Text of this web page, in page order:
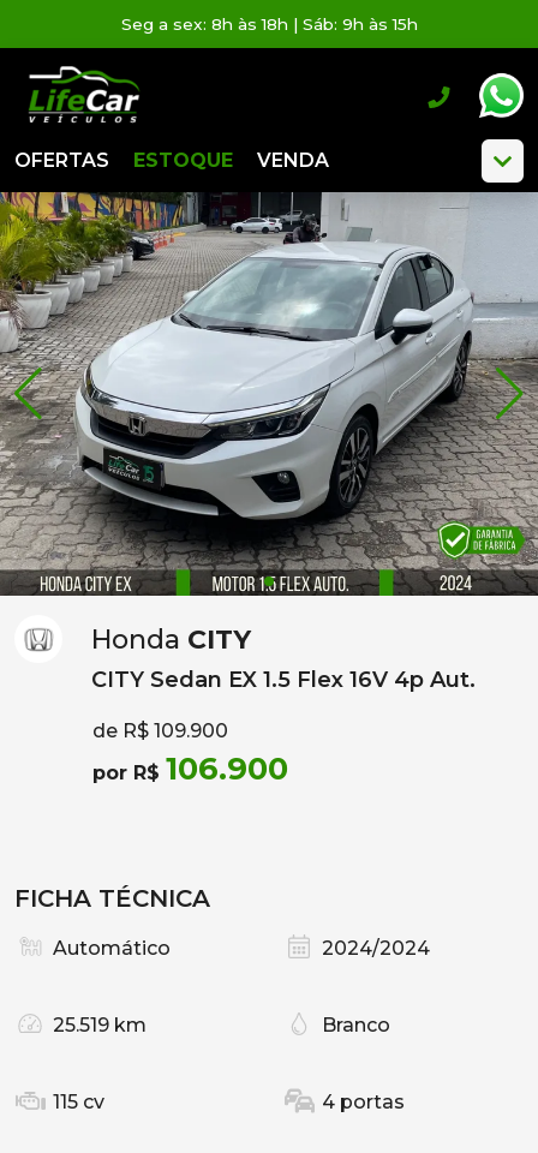
Seg a sex: 8h às 18h | Sáb: 9h às 15h
OFERTAS ESTOQUE VENDA
Honda CITY
CITY Sedan EX 1.5 Flex 16V 4p Aut.
de R$ 109.900
por R$ 106.900
FICHA TÉCNICA
Automático 2024/2024
25.519 km Branco
115 cv 4 portas